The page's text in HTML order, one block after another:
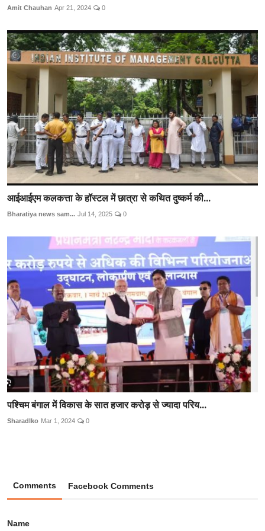
Amit Chauhan Apr 21, 2024 0
आईआईएम कलकत्ता के हॉस्टल में छात्रा से कथित दुष्कर्म की...
Bharatiya news sam... Jul 14, 2025 0
पश्चिम बंगाल में विकास के सात हजार करोड़ से ज्यादा परिय...
Sharadlko Mar 1, 2024 0
Comments Facebook Comments
Name